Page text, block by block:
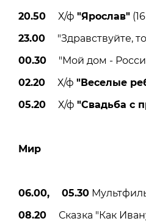
20.50 Х/ф "Ярослав"
23.00 "Здравствуйте,
00.30 "Мой дом -
02.20 Х/ф "Веселые
05.20 Х/ф "Свадьба с
Мир
06.00, 05.30
08.20 Сказка "Как